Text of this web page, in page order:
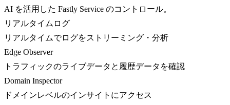
AI を活用した Fastly Service のコントロール。
リアルタイムログ
リアルタイムでログをストリーミング・分析
Edge Observer
トラフィックのライブデータと履歴データを確認
Domain Inspector
ドメインレベルのインサイトにアクセス